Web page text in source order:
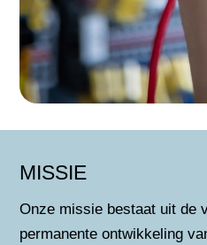
MISSIE
Onze missie bestaat uit de
permanente ontwikkeling